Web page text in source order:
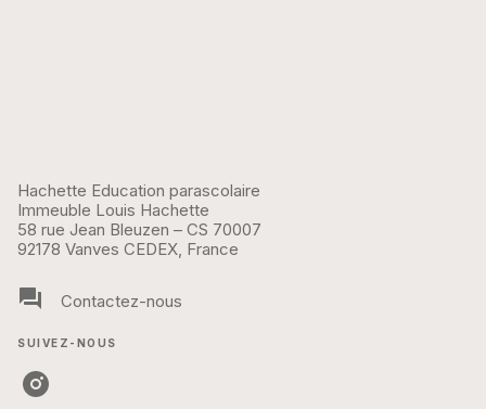
Hachette Education parascolaire
Immeuble Louis Hachette
58 rue Jean Bleuzen – CS 70007
92178 Vanves CEDEX, France
question_answer Contactez-nous
SUIVEZ-NOUS